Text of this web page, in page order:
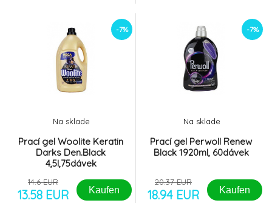
vylepšenou prací schopností
chrání barvy před
vyblednutím a uhlazuje
poškozená zašedlá vlákna
pro optimální odraz světla,
díky čemuž bude vaše
účinně odstraňuje skvrny a
zanechává prádlo hygienicky
čisté a svěže voňavé. Je
vhodný pro každodenní
praní a účinný i při nízkých
teplotách. Hloubkově
-7%
Prací gel Woolite Keratin
Darks Den.Black
4,5l,75dávek
Na sklade
14.6 EUR
13.58 EUR Kaufen
-7%
Prací gel Perwoll Renew
Black 1920ml, 60dávek
Na sklade
20.37 EUR
18.94 EUR Kaufen